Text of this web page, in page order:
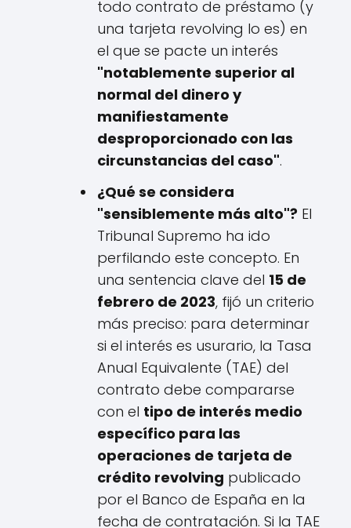
todo contrato de préstamo (y
una tarjeta revolving lo es) en
el que se pacte un interés
"notablemente superior al
normal del dinero y
manifiestamente
desproporcionado con las
circunstancias del caso".
¿Qué se considera
"sensiblemente más alto"? El
Tribunal Supremo ha ido
perfilando este concepto. En
una sentencia clave del 15 de
febrero de 2023, fijó un criterio
más preciso: para determinar
si el interés es usurario, la Tasa
Anual Equivalente (TAE) del
contrato debe compararse
con el tipo de interés medio
específico para las
operaciones de tarjeta de
crédito revolving publicado
por el Banco de España en la
fecha de contratación. Si la TAE